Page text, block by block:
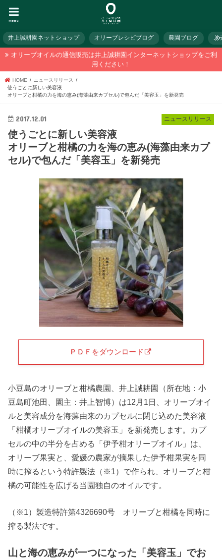
menu
井上誠耕園ネットショップ オリーブレシピブログ 農園ブログ メ
オリーブオイルの通信販売は井上誠耕園インターネットショップをご利
用ください！
HOME
ニュースリリース
使うごとに新しい美容液
オリーブと柑橘の力を海の恵み(海藻由来カプセル)で包んだ「美容玉」を新発売
ニュースリリース
2017.12.01
使うごとに新しい美容液
オリーブと柑橘の力を海の恵み(海藻由来カプ
セル)で包んだ「美容玉」を新発売
ＰＤＦをダウンロード
小豆島のオリーブと柑橘農園、井上誠耕園（所在地：小
豆島町池田、園主：井上智博）は12月1日、オリーブオイ
ルと美容成分を海藻由来のカプセルに閉じ込めた美容液
「柑橘オリーブオイルの美容玉」を新発売します。カプ
セルの中の半分を占める「伊予柑オリーブオイル」は、
オリーブ果実と、愛媛の農家が摘果した伊予柑果実を同
時に搾るという特許製法（※1）で作られ、オリーブと柑
橘の可能性を広げる当園独自のオイルです。
（※1）製造特許第4326690号 オリーブと柑橘を同時に
搾る製法です。
山と海の恵みが一つになった「美容玉」でお